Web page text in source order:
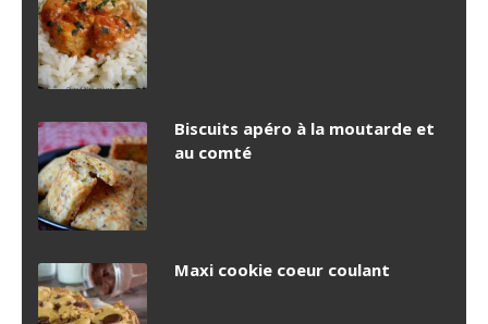
Biscuits apéro à la moutarde et
au comté
Maxi cookie coeur coulant